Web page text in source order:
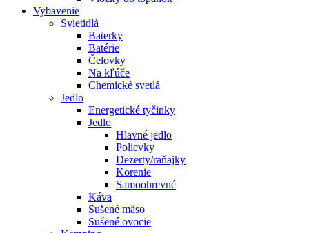
Vybavenie
Svietidlá
Baterky
Batérie
Čelovky
Na kľúče
Chemické svetlá
Jedlo
Energetické tyčinky
Jedlo
Hlavné jedlo
Polievky
Dezerty/raňajky
Korenie
Samoohrevné
Káva
Sušené mäso
Sušené ovocie